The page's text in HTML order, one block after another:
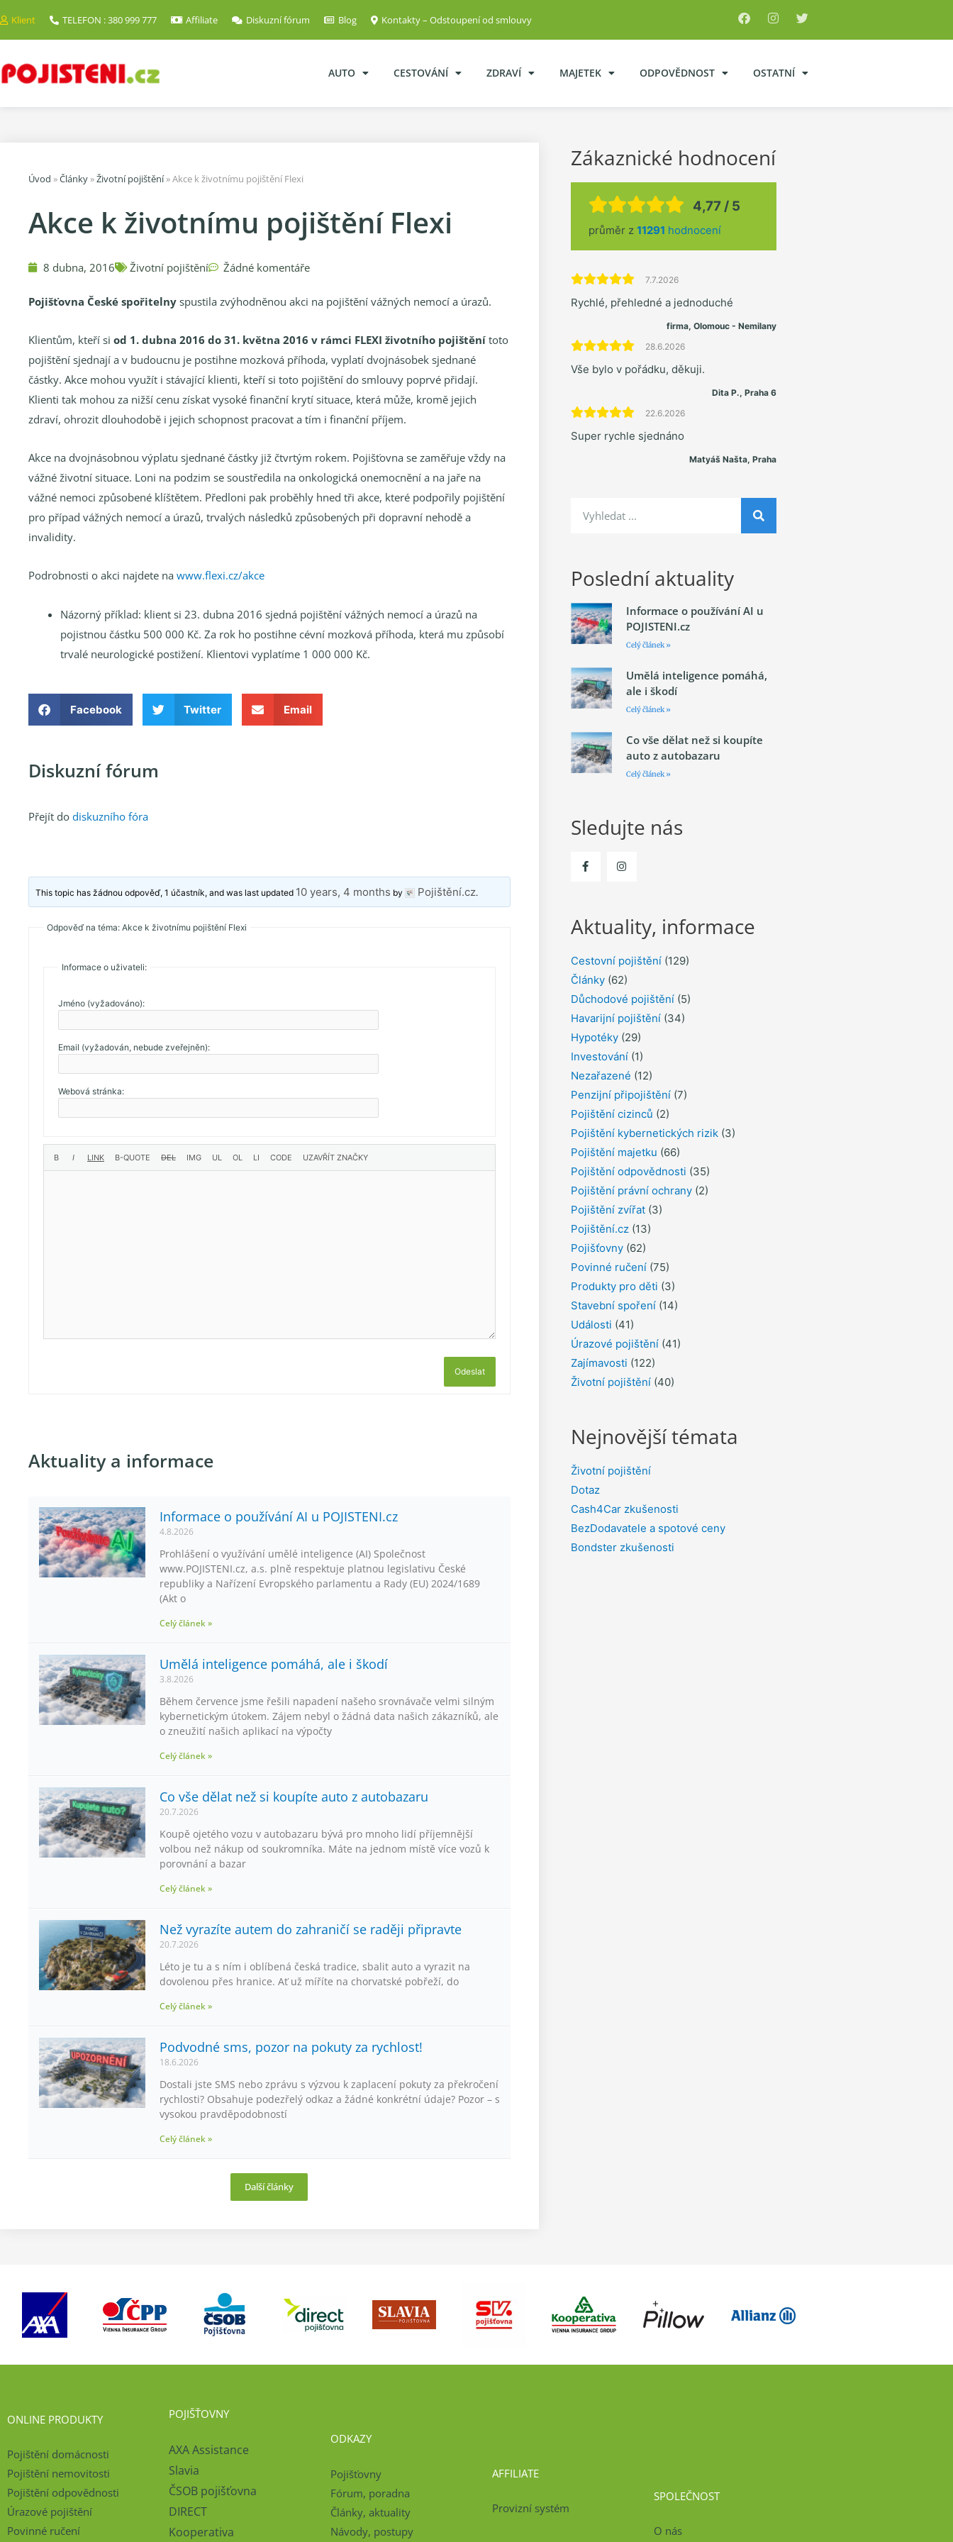
Klient TELEFON : 380 999 777 Affiliate Diskuzní fórum Blog Kontakty – Odstoupení od smlouvy
AUTO CESTOVÁNÍ ZDRAVÍ MAJETEK ODPOVĚDNOST OSTATNÍ
Úvod »Články »Životní pojištění»Akce k životnímu pojištění Flexi
Akce k životnímu pojištění Flexi
8 dubna, 2016 Životní pojištění Žádné komentáře
Pojišťovna České spořitelny spustila zvýhodněnou akci na pojištění vážných nemocí a úrazů.
Klientům, kteří si od 1. dubna 2016 do 31. května 2016 v rámci FLEXI životního pojištění toto
pojištění sjednají a v budoucnu je postihne mozková příhoda, vyplatí dvojnásobek sjednané
částky. Akce mohou využít i stávající klienti, kteří si toto pojištění do smlouvy poprvé přidají.
Klienti tak mohou za nižší cenu získat vysoké finanční krytí situace, která může, kromě jejich
zdraví, ohrozit dlouhodobě i jejich schopnost pracovat a tím i finanční příjem.
Akce na dvojnásobnou výplatu sjednané částky již čtvrtým rokem. Pojišťovna se zaměřuje vždy na
vážné životní situace. Loni na podzim se soustředila na onkologická onemocnění a na jaře na
vážné nemoci způsobené klíštětem. Předloni pak proběhly hned tři akce, které podpořily pojištění
pro případ vážných nemocí a úrazů, trvalých následků způsobených při dopravní nehodě a
invalidity.
Podrobnosti o akci najdete na www.flexi.cz/akce
Názorný příklad: klient si 23. dubna 2016 sjedná pojištění vážných nemocí a úrazů na
pojistnou částku 500 000 Kč. Za rok ho postihne cévní mozková příhoda, která mu způsobí
trvalé neurologické postižení. Klientovi vyplatíme 1 000 000 Kč.
Facebook Twitter Email
Diskuzní fórum
Přejít do diskuzního fóra
This topic has žádnou odpověď, 1 účastník, and was last updated 10 years, 4 months by Pojištění.cz.
Odpověď na téma: Akce k životnímu pojištění Flexi
Informace o uživateli:
Jméno (vyžadováno):
Email (vyžadován, nebude zveřejněn):
Webová stránka:
Odeslat
Aktuality a informace
Informace o používání AI u POJISTENI.cz
4.8.2026
Prohlášení o využívání umělé inteligence (AI) Společnost
www.POJISTENI.cz, a.s. plně respektuje platnou legislativu České
republiky a Nařízení Evropského parlamentu a Rady (EU) 2024/1689
(Akt o
Celý článek »
Umělá inteligence pomáhá, ale i škodí
3.8.2026
Během července jsme řešili napadení našeho srovnávače velmi silným
kybernetickým útokem. Zájem nebyl o žádná data našich zákazníků, ale
o zneužití našich aplikací na výpočty
Celý článek »
Co vše dělat než si koupíte auto z autobazaru
20.7.2026
Koupě ojetého vozu v autobazaru bývá pro mnoho lidí příjemnější
volbou než nákup od soukromníka. Máte na jednom místě více vozů k
porovnání a bazar
Celý článek »
Než vyrazíte autem do zahraničí se raději připravte
20.7.2026
Léto je tu a s ním i oblíbená česká tradice, sbalit auto a vyrazit na
dovolenou přes hranice. Ať už míříte na chorvatské pobřeží, do
Celý článek »
Podvodné sms, pozor na pokuty za rychlost!
18.6.2026
Dostali jste SMS nebo zprávu s výzvou k zaplacení pokuty za překročení
rychlosti? Obsahuje podezřelý odkaz a žádné konkrétní údaje? Pozor – s
vysokou pravděpodobností
Celý článek »
Další články
Zákaznické hodnocení
4,77 / 5
průměr z 11291 hodnocení
7.7.2026
Rychlé, přehledné a jednoduché
firma, Olomouc - Nemilany
28.6.2026
Vše bylo v pořádku, děkuji.
Dita P., Praha 6
22.6.2026
Super rychle sjednáno
Matyáš Našta, Praha
Poslední aktuality
Informace o používání AI u
POJISTENI.cz
Celý článek »
Umělá inteligence pomáhá,
ale i škodí
Celý článek »
Co vše dělat než si koupíte
auto z autobazaru
Celý článek »
Sledujte nás
Aktuality, informace
Cestovní pojištění(129)
Články(62)
Důchodové pojištění(5)
Havarijní pojištění(34)
Hypotéky(29)
Investování(1)
Nezařazené (12)
Penzijní připojištění(7)
Pojištění cizinců (2)
Pojištění kybernetických rizik(3)
Pojištění majetku (66)
Pojištění odpovědnosti (35)
Pojištění právní ochrany(2)
Pojištění zvířat(3)
Pojištění.cz(13)
Pojišťovny(62)
Povinné ručení(75)
Produkty pro děti (3)
Stavební spoření(14)
Události (41)
Úrazové pojištění(41)
Zajímavosti (122)
Životní pojištění(40)
Nejnovější témata
Životní pojištění
Dotaz
Cash4Car zkušenosti
BezDodavatele a spotové ceny
Bondster zkušenosti
ONLINE PRODUKTY
Pojištění domácnosti
Pojištění nemovitosti
Pojištění odpovědnosti
Úrazové pojištění
Povinné ručení
POJIŠŤOVNY
AXA Assistance
Slavia
ČSOB pojišťovna
DIRECT
Kooperativa
ODKAZY
Pojišťovny
Fórum, poradna
Články, aktuality
Návody, postupy
AFFILIATE
Provizní systém
SPOLEČNOST
O nás